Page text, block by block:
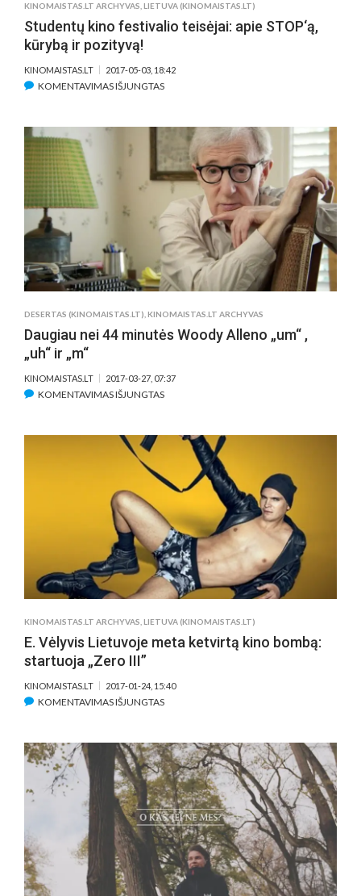
KINOMAISTAS.LT ARCHYVAS LIETUVA (KINOMAISTAS.LT)
Studentų kino festivalio teisėjai: apie STOP‘ą,
kūrybą ir pozityvą!
KINOMAISTAS.LT 2017-05-03, 18:42
KOMENTAVIMAS IŠJUNGTASĮRAŠE
FESTIVALIO
TEISĖJAI:
APIE
STOP‘Ą,
KŪRYBĄ
IR
POZITYVĄ!
DESERTAS (KINOMAISTAS.LT) KINOMAISTAS.LT ARCHYVAS
Daugiau nei 44 minutės Woody Alleno „um“ ,
„uh“ ir „m“
KINOMAISTAS.LT 2017-03-27, 07:37
KOMENTAVIMAS IŠJUNGTASĮRAŠE
MINUTĖS
WOODY
ALLENO
„UM“
,
„UH“
IR
„M“
KINOMAISTAS.LT ARCHYVAS LIETUVA (KINOMAISTAS.LT)
E. Vėlyvis Lietuvoje meta ketvirtą kino bombą:
startuoja „Zero III”
KINOMAISTAS.LT 2017-01-24, 15:40
KOMENTAVIMAS IŠJUNGTASĮRAŠE
LIETUVOJE
META
KETVIRTĄ
KINO
BOMBĄ:
STARTUOJA
„ZERO
III”